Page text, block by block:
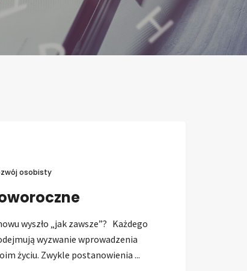
osobisty
wyszło „jak zawsze”? Każdego
wyzwanie wprowadzenia
życiu. Zwykle postanowienia ...